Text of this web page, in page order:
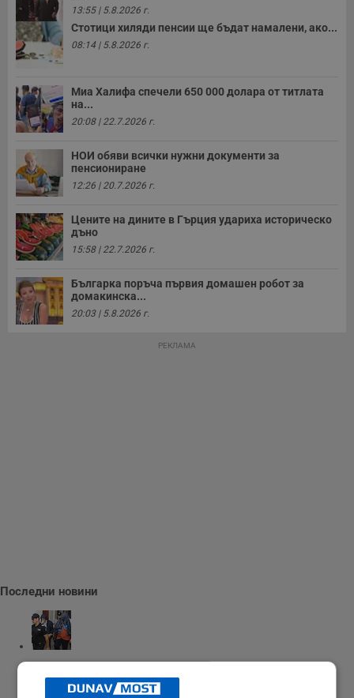
13:55 | 5.8.2026 г.
Стотици хиляди пенсии ще бъдат намалени, ако...
08:14 | 5.8.2026 г.
Миа Халифа спечели 650 000 долара от титлата
на...
20:08 | 22.7.2026 г.
НОИ обяви всички нужни документи за
пенсиониране
12:26 | 20.7.2026 г.
Цените на дините в Гърция удариха историческо
дъно
15:58 | 22.7.2026 г.
Българка поръча първия домашен робот за
домакинска...
20:03 | 5.8.2026 г.
РЕКЛАМА
Последни новини